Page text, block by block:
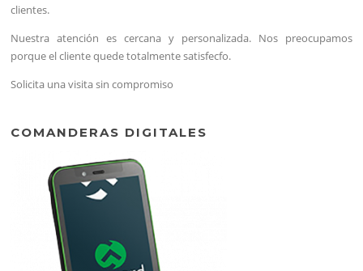
clientes.
Nuestra atención es cercana y personalizada. Nos preocupamos
porque el cliente quede totalmente satisfecfo.
Solicita una visita sin compromiso
COMANDERAS DIGITALES